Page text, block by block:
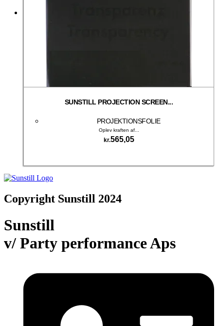
SUNSTILL PROJECTION SCREEN...
PROJEKTIONSFOLIE
Oplev kraften af...
kr.565,05
Copyright Sunstill 2024
Sunstill
v/ Party performance Aps